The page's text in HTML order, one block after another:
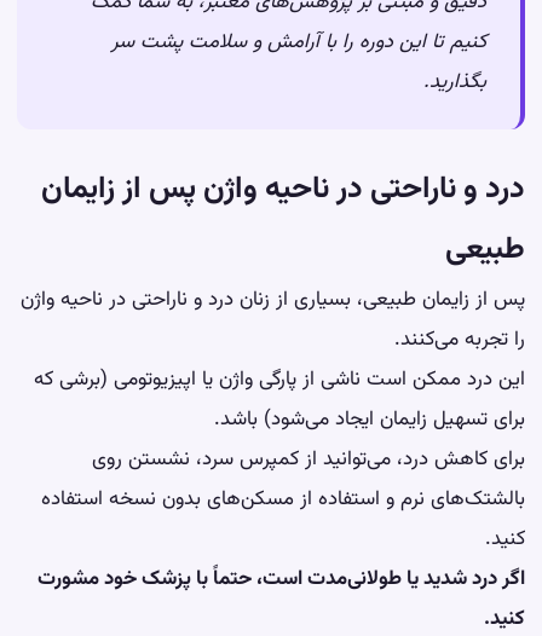
کنیم تا این دوره را با آرامش و سلامت پشت سر
بگذارید.
درد و ناراحتی در ناحیه واژن پس از زایمان
طبیعی
پس از زایمان طبیعی، بسیاری از زنان درد و ناراحتی در ناحیه واژن
را تجربه می‌کنند.
این درد ممکن است ناشی از پارگی واژن یا اپیزیوتومی (برشی که
برای تسهیل زایمان ایجاد می‌شود) باشد.
برای کاهش درد، می‌توانید از کمپرس سرد، نشستن روی
بالشتک‌های نرم و استفاده از مسکن‌های بدون نسخه استفاده
کنید.
اگر درد شدید یا طولانی‌مدت است، حتماً با پزشک خود مشورت
کنید.